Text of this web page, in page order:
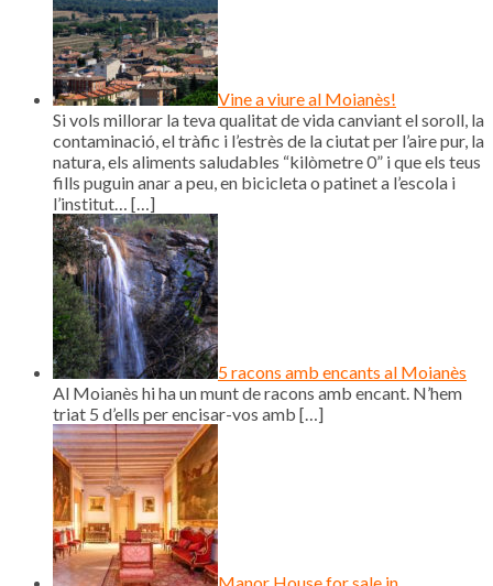
Vine a viure al Moianès!
Si vols millorar la teva qualitat de vida canviant el soroll, la
contaminació, el tràfic i l’estrès de la ciutat per l’aire pur, la
natura, els aliments saludables “kilòmetre 0” i que els teus
fills puguin anar a peu, en bicicleta o patinet a l’escola i
l’institut… […]
5 racons amb encants al Moianès
Al Moianès hi ha un munt de racons amb encant. N’hem
triat 5 d’ells per encisar-vos amb […]